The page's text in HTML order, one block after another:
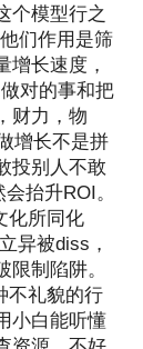
个模型行之
们作用是筛
增长速度，
对的事和把
财力，物
增长不是拼
投别人不敢
抬升ROI。
化所同化
异被diss，
制陷阱。
不礼貌的行
小白能听懂